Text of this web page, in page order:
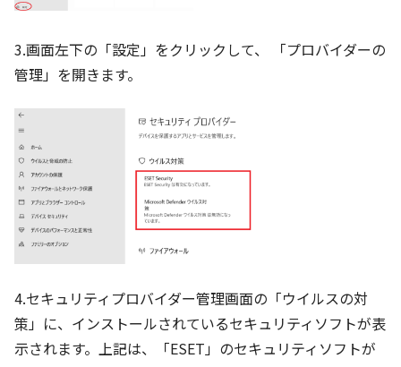
3.画面左下の「設定」をクリックして、 「プロバイダーの
管理」を開きます。
4.セキュリティプロバイダー管理画面の「ウイルスの対
策」に、インストールされているセキュリティソフトが表
示されます。上記は、「ESET」のセキュリティソフトが